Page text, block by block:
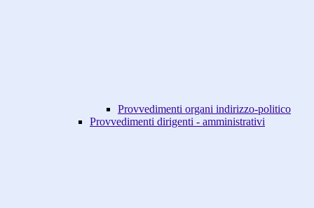
Provvedimenti organi indirizzo-politico
Provvedimenti dirigenti - amministrativi